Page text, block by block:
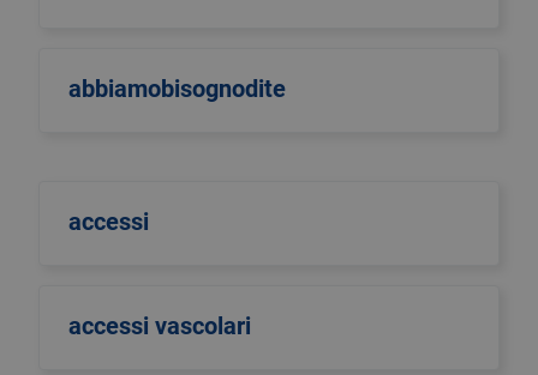
abbiamobisognodite
accessi
accessi vascolari